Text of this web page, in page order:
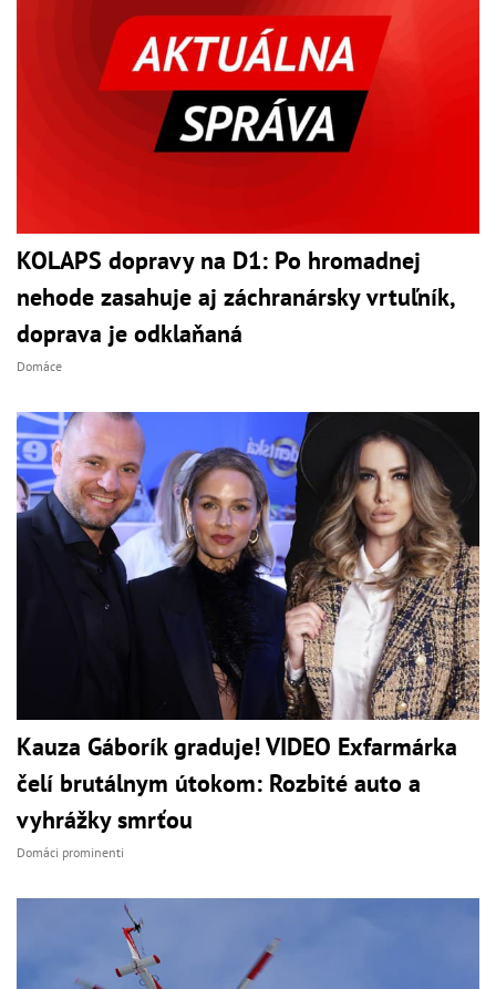
KOLAPS dopravy na D1: Po hromadnej
nehode zasahuje aj záchranársky vrtuľník,
doprava je odklaňaná
Domáce
Kauza Gáborík graduje! VIDEO Exfarmárka
čelí brutálnym útokom: Rozbité auto a
vyhrážky smrťou
Domáci prominenti